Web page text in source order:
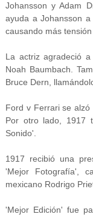
Johansson y Adam
ayuda a Johansson
causando más
La actriz agradeció
Noah Baumbach.
Bruce Dern,
Ford v Ferrari se alzó
Por otro lado, 1917
Sonido'.
1917 recibió una
'Mejor Fotografía',
mexicano Rodrigo
'Mejor Edición' fue